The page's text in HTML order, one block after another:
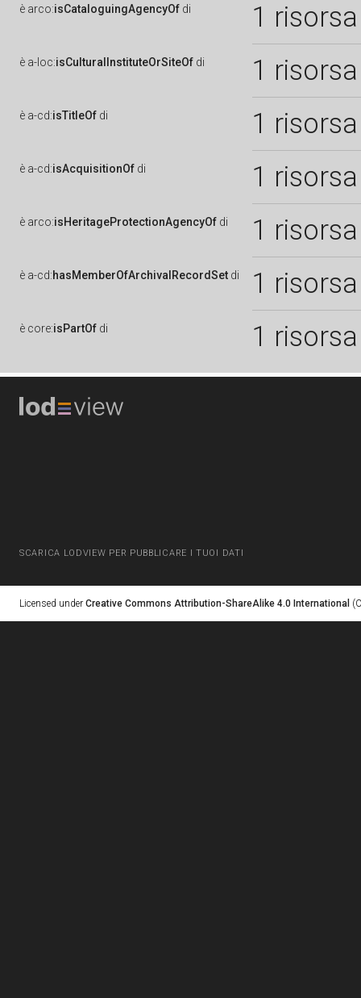
è arco:isCataloguingAgencyOf di 1 risorsa
è a-loc:isCulturalInstituteOrSiteOf di 1 risorsa
è a-cd:isTitleOf di 1 risorsa
è a-cd:isAcquisitionOf di 1 risorsa
è arco:isHeritageProtectionAgencyOf di 1 risorsa
è a-cd:hasMemberOfArchivalRecordSet di 1 risorsa
è core:isPartOf di 1 risorsa
SCARICA LODVIEW PER PUBBLICARE I TUOI DATI
Licensed under Creative Commons Attribution-ShareAlike 4.0 International